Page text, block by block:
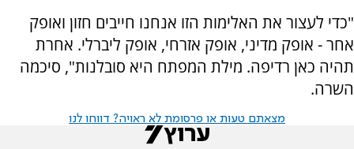
"כדי לעצור את האלימות הזו אנחנו חייבים חזון ואופק
אחר - אופק מדיני, אופק אזרחי, אופק ליברלי. אחרת
תהיה כאן רדיפה. מילת המפתח היא סובלנות", סיכמה
השרה.
מצאתם טעות או פרסומת לא ראויה? דווחו לנו